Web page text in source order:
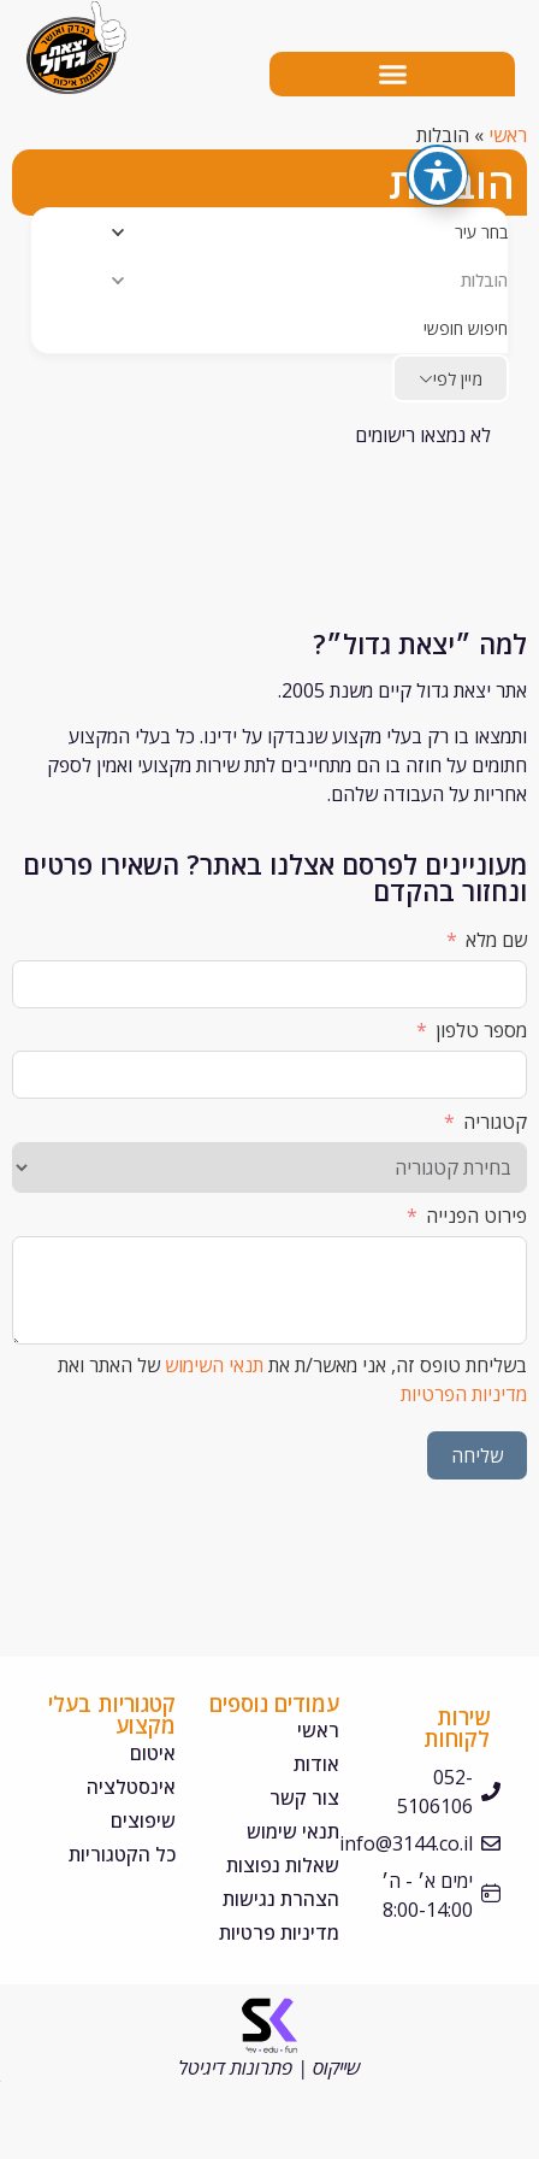
הובלות
גדול״?
גדול קיים משנת 2005.
בו רקבעלי מקצוע שנבדקו על ידינו. כל בעלי המקצוע
על חוזה בו הם מתחייבים לתת שירות מקצועי ואמין לספק
על העבודה שלהם.
לפרסם אצלנו באתר? השאירו פרטים
בהקדם
טופס זה, אני מאשר/ת אתתנאי השימוש של האתר ואת
הפרטיות
חופשי
נמצאו רישומים
052-
5106106
info@3144.co.il
ימים א׳ - ה׳
8:00-14:00
עמודים נוספים
צור קשר
תנאי שימוש
שאלות נפוצות
הצהרת נגישות
מדיניות פרטיות
קטגוריות בעלי
אינסטלציה
שיפוצים
כל הקטגוריות
שייקוס | פתרונות דיגיטל
שמורות